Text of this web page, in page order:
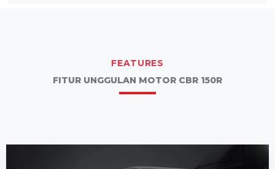
FEATURES
FITUR UNGGULAN MOTOR CBR 150R